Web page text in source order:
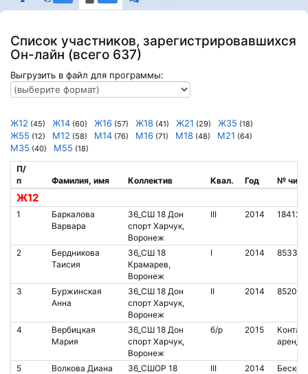
Список участников, зарегистрировавшихся
Он-лайн (всего 637)
Выгрузить в файл для программы:
Ж12 (45) Ж14 (60) Ж16 (57) Ж18 (41) Ж21 (29) Ж35 (18)
Ж55 (12) М12 (58) М14 (76) М16 (71) М18 (48) М21 (64)
М35 (40) М55 (18)
Ж12
П/
п
Фамилия, имя Коллектив Квал. Год № чипа
1
Баркалова
Варвара
36_СШ 18 Дон
спорт Харчук,
Воронеж
III 2014
2
Бердникова
Таисия
36_СШ 18
Крамарев,
Воронеж
I 2014
3
Буржинская
Анна
36_СШ 18 Дон
спорт Харчук,
Воронеж
II 2014
4
Вербицкая
Мария
36_СШ 18 Дон
спорт Харчук,
Воронеж
б/р 2015
аренда
5 Волкова Диана
36_СШОР 18
III 2014